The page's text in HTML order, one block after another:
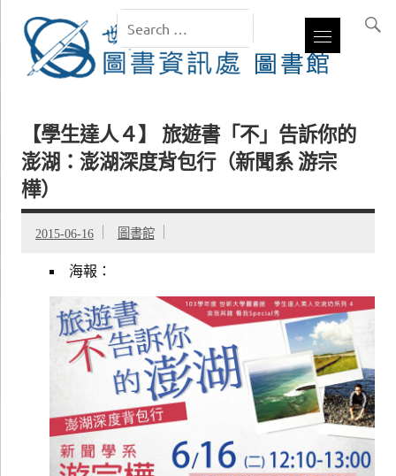
【學生達人４】 旅遊書「不」告訴你的
澎湖：澎湖深度背包行（新聞系 游宗
樺）
2015-06-16 圖書館
海報：